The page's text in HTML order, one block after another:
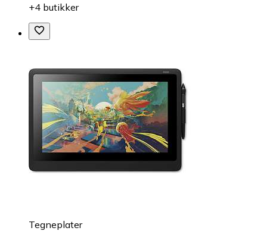
+4 butikker
Tegneplater